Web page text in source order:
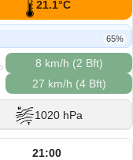
21.1°C
65%
8 km/h (2 Bft)
27 km/h (4 Bft)
1020 hPa
21:00